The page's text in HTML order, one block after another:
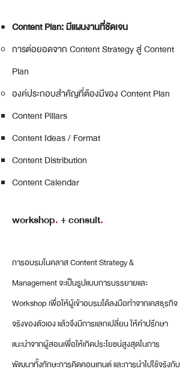
Content Plan: มีแผนงานที่ชัดเจน
การต่อยอดจาก Content Strategy สู่ Content
Plan​​​
องค์ประกอบสำคัญที่ต้องมีของ Content Plan
Content Pillars​
Content Ideas / Format
Content Distribution
Content Calendar
workshop.+ consult.
การอบรมในคลาส Content Strategy &
Management จะเป็นรูปแบบการบรรยายและ
Workshop เพื่อให้ผู้เข้าอบรมได้ลงมือทำจากเคสธุรกิจ
จริงของตัวเอง แล้วจึงมีการแลกเปลี่ยน ให้คำปรึกษา
แนะนำจากผู้สอนเพื่อให้เกิดประโยชน์สูงสุดในการ
พัฒนาทั้งทักษะการคิดคอนเทนต์ และการนำไปใช้จริงกับ